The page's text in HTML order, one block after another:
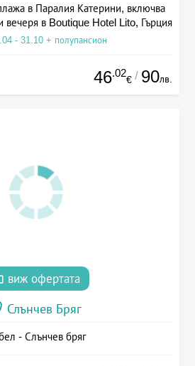
в Паралия Катерини, включва
вечеря в Boutique Hotel Lito, Гърция
- 31.10 + полупансион
46.02
€ / 90лв.
виж офертата
Слънчев Бряг
- Слънчев бряг